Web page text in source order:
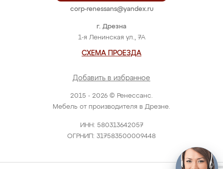
2015 - 2026 © Ренессанс.
Мебель от производителя в Дрезне.
ИНН: 580313642057
ОГРНИП: 317583500009448
г. Дрезна
1-я Ленинская ул., 7А
СХЕМА ПРОЕЗДА
Добавить в избранное
corp-renessans@yandex.ru